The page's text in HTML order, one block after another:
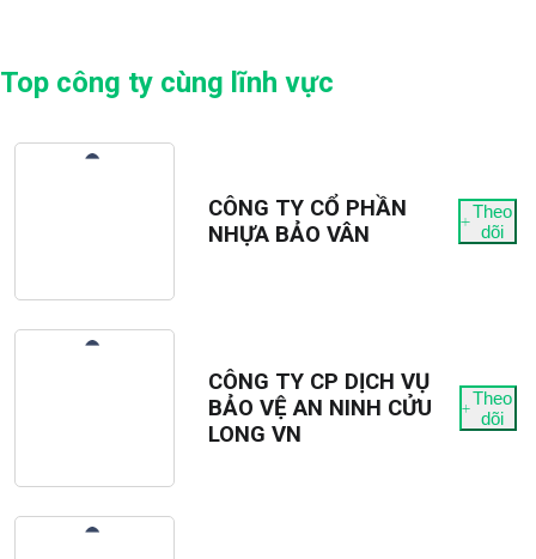
Top công ty cùng lĩnh vực
CÔNG TY CỔ PHẦN
NHỰA BẢO VÂN
Theo
dõi
CÔNG TY CP DỊCH VỤ
BẢO VỆ AN NINH CỬU
LONG VN
Theo
dõi